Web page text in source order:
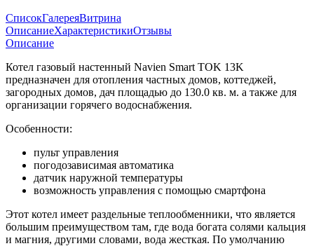
СписокГалереяВитрина
ОписаниеХарактеристикиОтзывы
Описание
Котел газовый настенный Navien Smart TOK 13K
предназначен для отопления частных домов, коттеджей,
загородных домов, дач площадью до 130.0 кв. м. а также для
организации горячего водоснабжения.
Особенности:
пульт управления
погодозависимая автоматика
датчик наружной температуры
возможность управления с помощью смартфона
Этот котел имеет раздельные теплообменники, что является
большим преимуществом там, где вода богата солями кальция
и магния, другими словами, вода жесткая. По умолчанию